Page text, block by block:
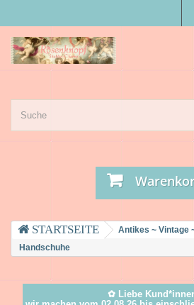
Antikes ~ Vintage
Handschuhe
✿ Liebe